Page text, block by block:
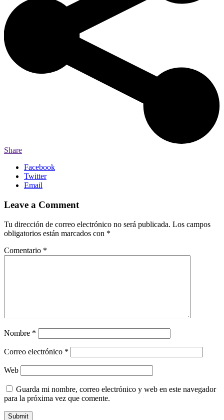
Share
Facebook
Twitter
Email
Leave a Comment
Tu dirección de correo electrónico no será publicada. Los campos
obligatorios están marcados con *
Comentario *
Nombre *
Correo electrónico *
Web
Guarda mi nombre, correo electrónico y web en este navegador
para la próxima vez que comente.